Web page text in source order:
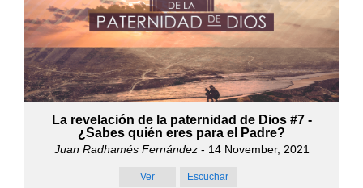
La revelación de la paternidad de Dios #7 -
¿Sabes quién eres para el Padre?
Juan Radhamés Fernández- 14 November, 2021
Ver Escuchar